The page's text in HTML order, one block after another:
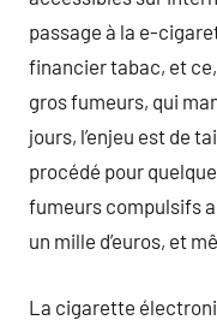
passage à la e-
financier tabac, et
gros fumeurs, qui
jours, l’enjeu est de
procédé pour
fumeurs compulsifs
un mille d’euros, et
La cigarette